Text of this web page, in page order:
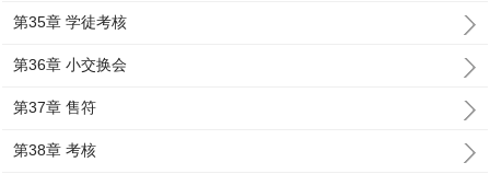
第35章 学徒考核
第36章 小交换会
第37章 售符
第38章 考核